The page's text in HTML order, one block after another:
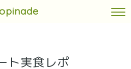
ト実食レポ